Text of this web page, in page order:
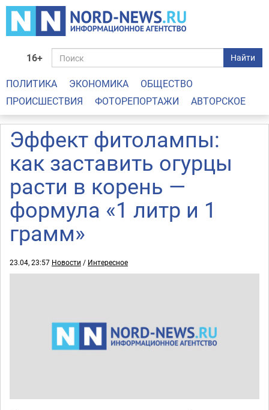
16+ Найти
ПОЛИТИКА ЭКОНОМИКА
ОБЩЕСТВО
ПРОИСШЕСТВИЯ
ФОТОРЕПОРТАЖИ АВТОРСКОЕ
Эффект фитолампы:
как заставить огурцы
расти в корень —
формула «1 литр и 1
грамм»
23.04, 23:57 Новости / Интересное